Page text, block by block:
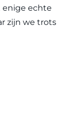
enige echte
zijn we trots